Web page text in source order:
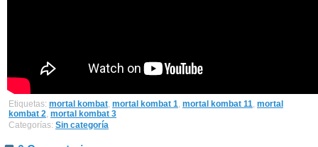
Etiquetas: mortal kombat mortal kombat 1 mortal kombat 11 mortal
kombat 2 mortal kombat 3
Categorías: Sin categoría